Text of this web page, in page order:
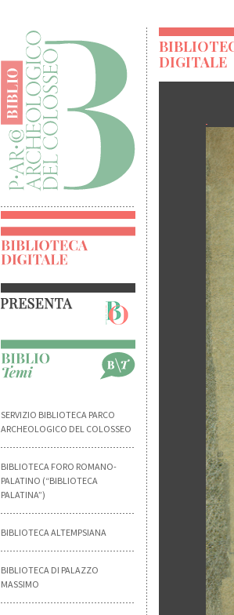
SERVIZIO BIBLIOTECA PARCO
ARCHEOLOGICO DEL COLOSSEO
BIBLIOTECA FORO ROMANO-
PALATINO (“BIBLIOTECA
PALATINA”)
BIBLIOTECA ALTEMPSIANA
BIBLIOTECA DI PALAZZO
MASSIMO
DIGITALE